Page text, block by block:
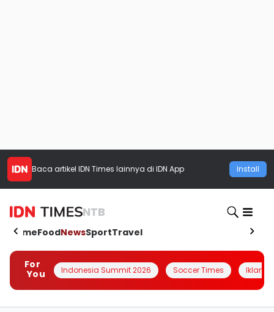
Baca artikel IDN Times lainnya di IDN App Install
NTB
HomeFoodNewsSportTravel
For
You
Indonesia Summit 2026 Soccer Times Iklanin